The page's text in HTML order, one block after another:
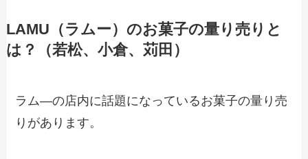
LAMU（ラムー）のお菓子の量り売りと
は？（若松、小倉、苅田）
ラム―の店内に話題になっているお菓子の量り売
りがあります。